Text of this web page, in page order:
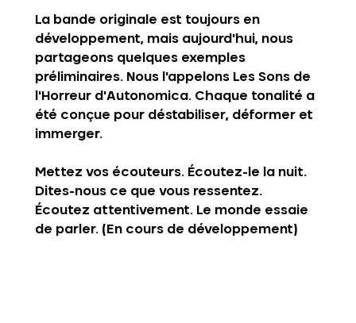
La bande originale est toujours en
développement, mais aujourd'hui, nous
partageons quelques exemples
préliminaires. Nous l'appelons Les Sons de
l'Horreur d'Autonomica. Chaque tonalité a
été conçue pour déstabiliser, déformer et
immerger.
Mettez vos écouteurs. Écoutez-le la nuit.
Dites-nous ce que vous ressentez.
Écoutez attentivement. Le monde essaie
de parler. (En cours de développement)